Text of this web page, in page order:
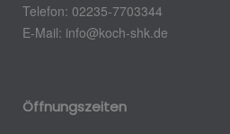
Telefon: 02235-7703344
E-Mail: info@koch-shk.de
Öffnungszeiten